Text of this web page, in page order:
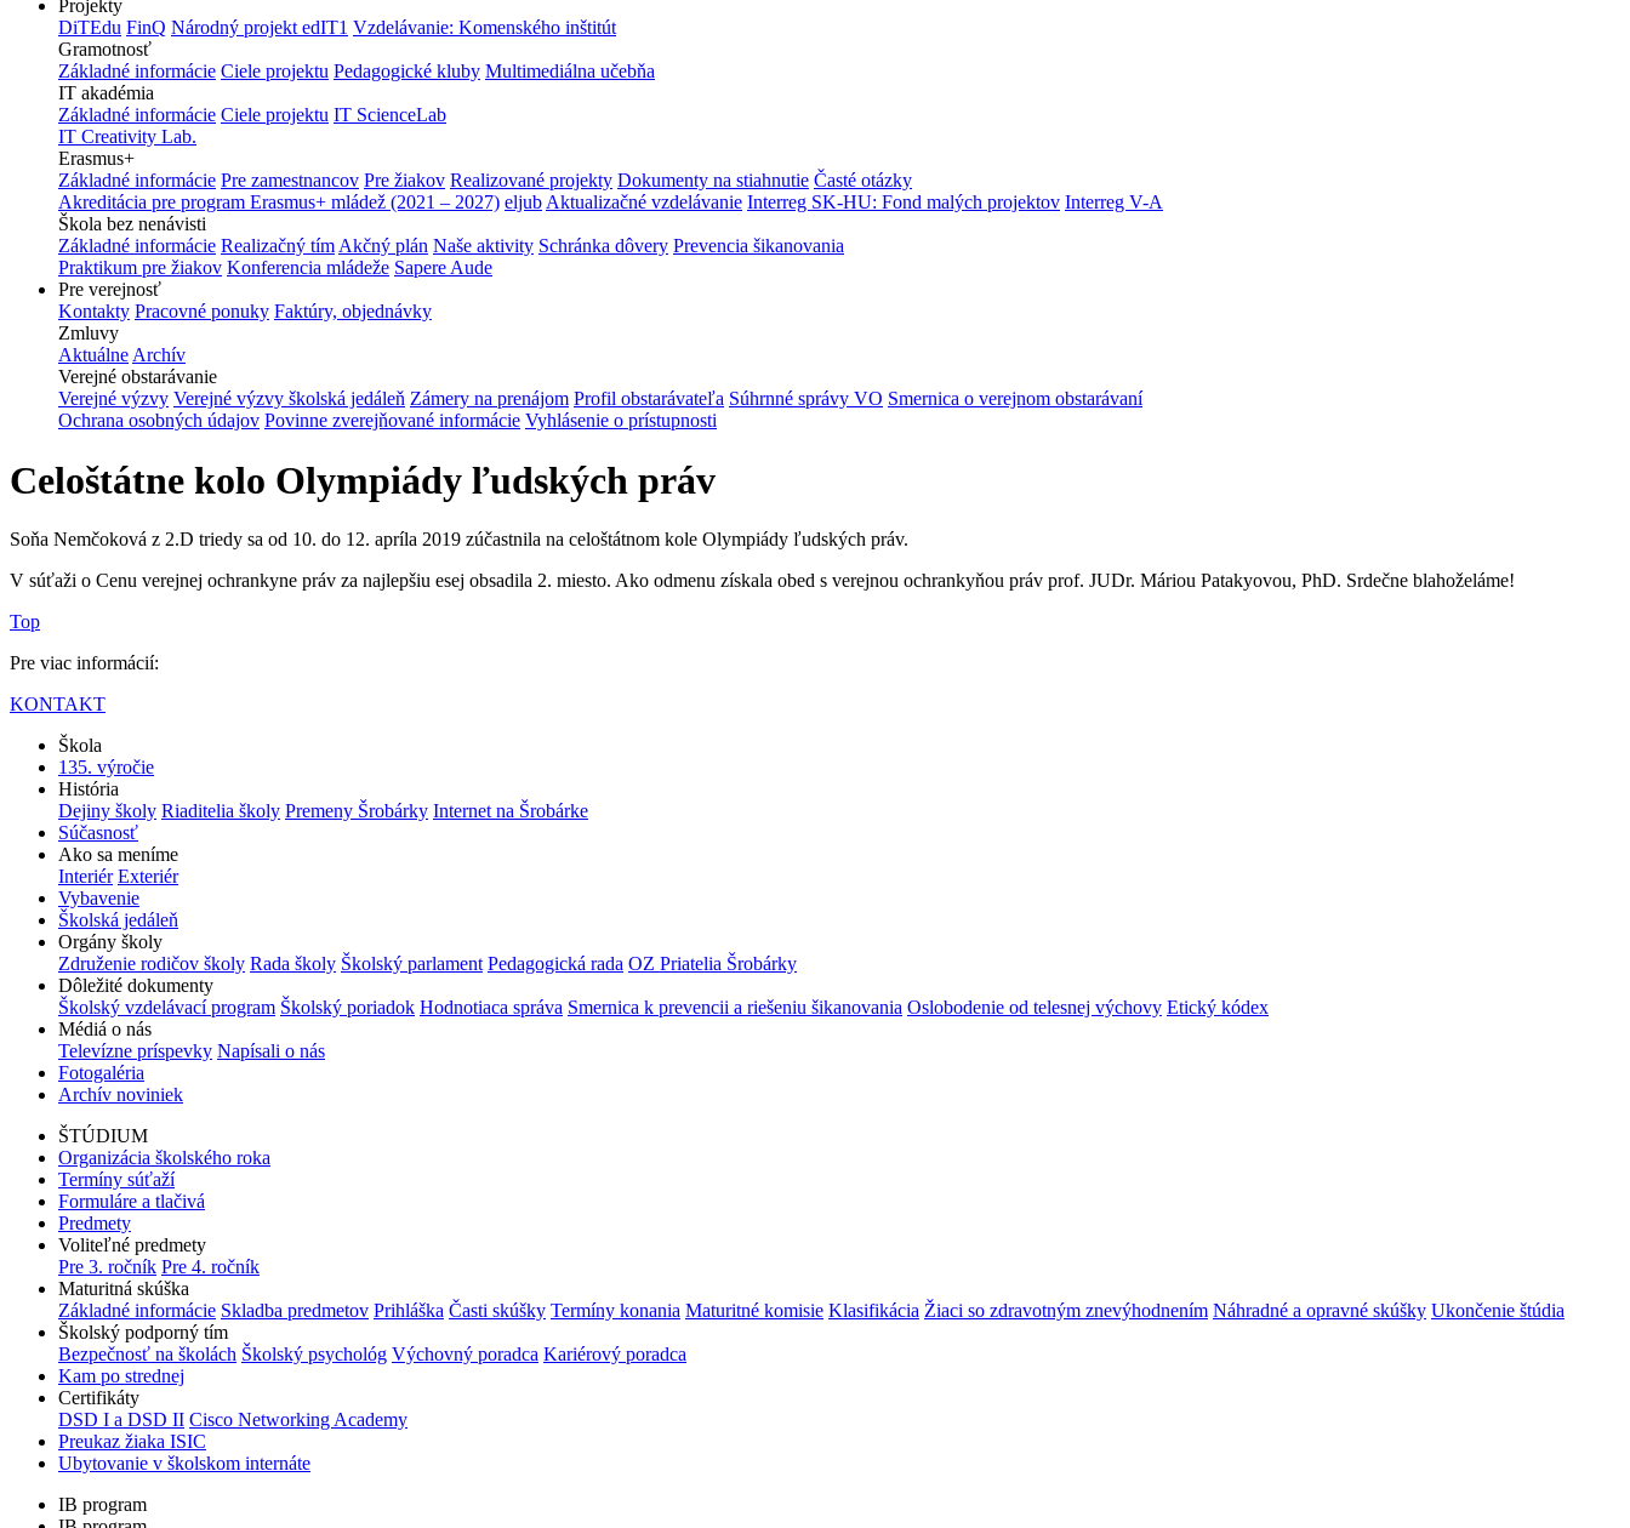
Projekty
DiTEdu FinQ Národný projekt edIT1 Vzdelávanie: Komenského inštitút
Gramotnosť
Základné informácie Ciele projektu Pedagogické kluby Multimediálna učebňa
IT akadémia
Základné informácie Ciele projektu IT ScienceLab
IT Creativity Lab.
Erasmus+
Základné informácie Pre zamestnancov Pre žiakov Realizované projekty Dokumenty na stiahnutie Časté otázky
Akreditácia pre program Erasmus+ mládež (2021 – 2027) eljub Aktualizačné vzdelávanie Interreg SK-HU: Fond malých projektov Interreg V-A
Škola bez nenávisti
Základné informácie Realizačný tím Akčný plán Naše aktivity Schránka dôvery Prevencia šikanovania
Praktikum pre žiakov Konferencia mládeže Sapere Aude
Pre verejnosť
Kontakty Pracovné ponuky Faktúry, objednávky
Zmluvy
Aktuálne Archív
Verejné obstarávanie
Verejné výzvy Verejné výzvy školská jedáleň Zámery na prenájom Profil obstarávateľa Súhrnné správy VO Smernica o verejnom obstarávaní
Ochrana osobných údajov Povinne zverejňované informácie Vyhlásenie o prístupnosti
Celoštátne kolo Olympiády ľudských práv
Soňa Nemčoková z 2.D triedy sa od 10. do 12. apríla 2019 zúčastnila na celoštátnom kole Olympiády ľudských práv.
V súťaži o Cenu verejnej ochrankyne práv za najlepšiu esej obsadila 2. miesto. Ako odmenu získala obed s verejnou ochrankyňou práv prof. JUDr. Máriou Patakyovou, PhD. Srdečne blahoželáme!
Top
Pre viac informácií:
KONTAKT
Škola
135. výročie
História
Dejiny školy Riaditelia školy Premeny Šrobárky Internet na Šrobárke
Súčasnosť
Ako sa meníme
Interiér Exteriér
Vybavenie
Školská jedáleň
Orgány školy
Združenie rodičov školy Rada školy Školský parlament Pedagogická rada OZ Priatelia Šrobárky
Dôležité dokumenty
Školský vzdelávací program Školský poriadok Hodnotiaca správa Smernica k prevencii a riešeniu šikanovania Oslobodenie od telesnej výchovy Etický kódex
Médiá o nás
Televízne príspevky Napísali o nás
Fotogaléria
Archív noviniek
ŠTÚDIUM
Organizácia školského roka
Termíny súťaží
Formuláre a tlačivá
Predmety
Voliteľné predmety
Pre 3. ročník Pre 4. ročník
Maturitná skúška
Základné informácie Skladba predmetov Prihláška Časti skúšky Termíny konania Maturitné komisie Klasifikácia Žiaci so zdravotným znevýhodnením Náhradné a opravné skúšky Ukončenie štúdia
Školský podporný tím
Bezpečnosť na školách Školský psychológ Výchovný poradca Kariérový poradca
Kam po strednej
Certifikáty
DSD I a DSD II Cisco Networking Academy
Preukaz žiaka ISIC
Ubytovanie v školskom internáte
IB program